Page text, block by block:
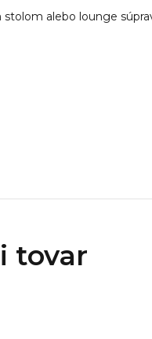
alebo lounge
tovar